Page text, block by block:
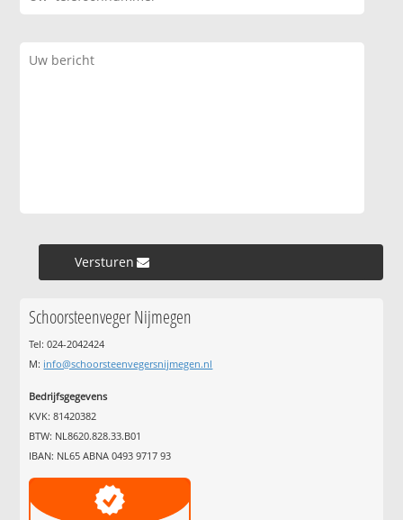
Versturen »
Schoorsteenveger Nijmegen
Tel: 024-2042424
M: info@schoorsteenvegersnijmegen.nl
Bedrijfsgegevens
KVK: 81420382
BTW: NL8620.828.33.B01
IBAN: NL65 ABNA 0493 9717 93